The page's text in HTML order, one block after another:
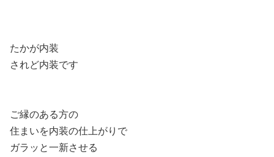
たかが内装
されど内装です
ご縁のある方の
住まいを内装の仕上がりで
ガラッと一新させる